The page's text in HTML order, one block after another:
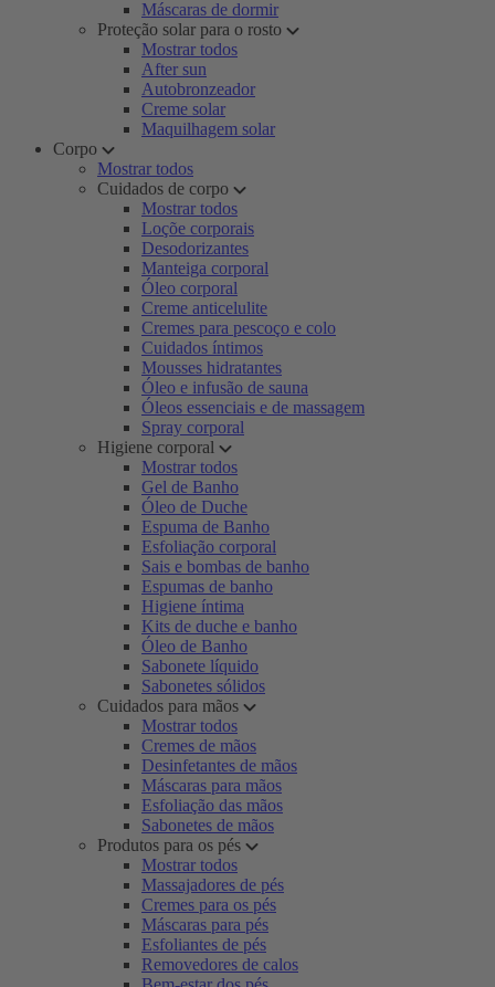
Máscaras de dormir
Proteção solar para o rosto
Mostrar todos
After sun
Autobronzeador
Creme solar
Maquilhagem solar
Corpo
Mostrar todos
Cuidados de corpo
Mostrar todos
Loçõe corporais
Desodorizantes
Manteiga corporal
Óleo corporal
Creme anticelulite
Cremes para pescoço e colo
Cuidados íntimos
Mousses hidratantes
Óleo e infusão de sauna
Óleos essenciais e de massagem
Spray corporal
Higiene corporal
Mostrar todos
Gel de Banho
Óleo de Duche
Espuma de Banho
Esfoliação corporal
Sais e bombas de banho
Espumas de banho
Higiene íntima
Kits de duche e banho
Óleo de Banho
Sabonete líquido
Sabonetes sólidos
Cuidados para mãos
Mostrar todos
Cremes de mãos
Desinfetantes de mãos
Máscaras para mãos
Esfoliação das mãos
Sabonetes de mãos
Produtos para os pés
Mostrar todos
Massajadores de pés
Cremes para os pés
Máscaras para pés
Esfoliantes de pés
Removedores de calos